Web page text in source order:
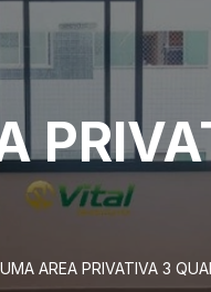
AREA PRIVATIVA 3